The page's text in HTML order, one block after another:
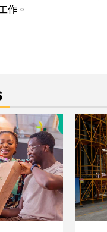
作。